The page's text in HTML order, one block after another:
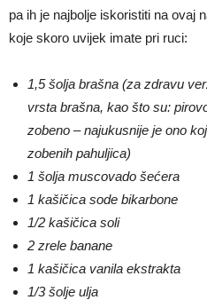
pa ih je najbolje iskoristiti na ovaj
koje skoro uvijek imate pri ruci:
1,5 šolja brašna (za zdravu
vrsta brašna, kao što su:
zobeno – najukusnije je ono
zobenih pahuljica)
1 šolja muscovado šećera
1 kašičica sode bikarbone
1/2 kašičica soli
2 zrele banane
1 kašičica vanila ekstrakta
1/3 šolje ulja